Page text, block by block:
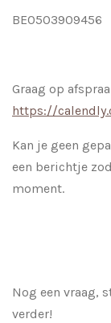
BE0503909456
Graag op
https://
Kan je geen
een berichtje
moment.
Nog een vraag,
verder!